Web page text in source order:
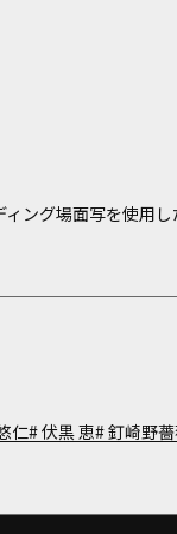
ング場面写を使用し
仁 伏黒 恵 釘崎野